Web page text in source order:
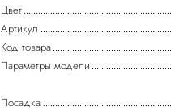
Цвет
Артикул
Код товара
Параметры модели
Посадка